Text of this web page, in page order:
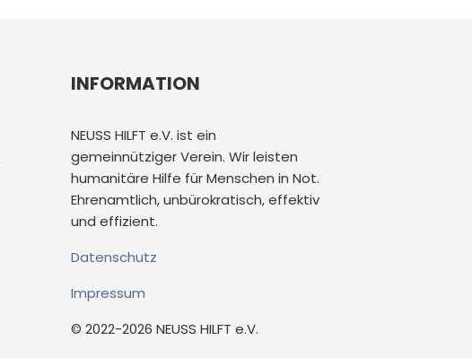
INFORMATION
NEUSS HILFT e.V. ist ein
gemeinnütziger Verein. Wir leisten
humanitäre Hilfe für Menschen in Not.
Ehrenamtlich, unbürokratisch, effektiv
und effizient.
Datenschutz
Impressum
© 2022-2026 NEUSS HILFT e.V.